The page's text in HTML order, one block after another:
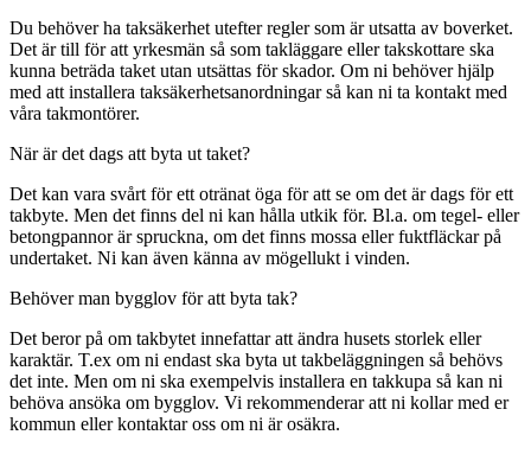
Du behöver ha taksäkerhet utefter regler som är utsatta av boverket.
Det är till för att yrkesmän så som takläggare eller takskottare ska
kunna beträda taket utan utsättas för skador. Om ni behöver hjälp
med att installera taksäkerhetsanordningar så kan ni ta kontakt med
våra takmontörer.
När är det dags att byta ut taket?
Det kan vara svårt för ett otränat öga för att se om det är dags för ett
takbyte. Men det finns del ni kan hålla utkik för. Bl.a. om tegel- eller
betongpannor är spruckna, om det finns mossa eller fuktfläckar på
undertaket. Ni kan även känna av mögellukt i vinden.
Behöver man bygglov för att byta tak?
Det beror på om takbytet innefattar att ändra husets storlek eller
karaktär. T.ex om ni endast ska byta ut takbeläggningen så behövs
det inte. Men om ni ska exempelvis installera en takkupa så kan ni
behöva ansöka om bygglov. Vi rekommenderar att ni kollar med er
kommun eller kontaktar oss om ni är osäkra.